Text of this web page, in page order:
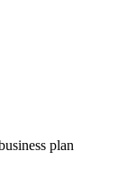
plan